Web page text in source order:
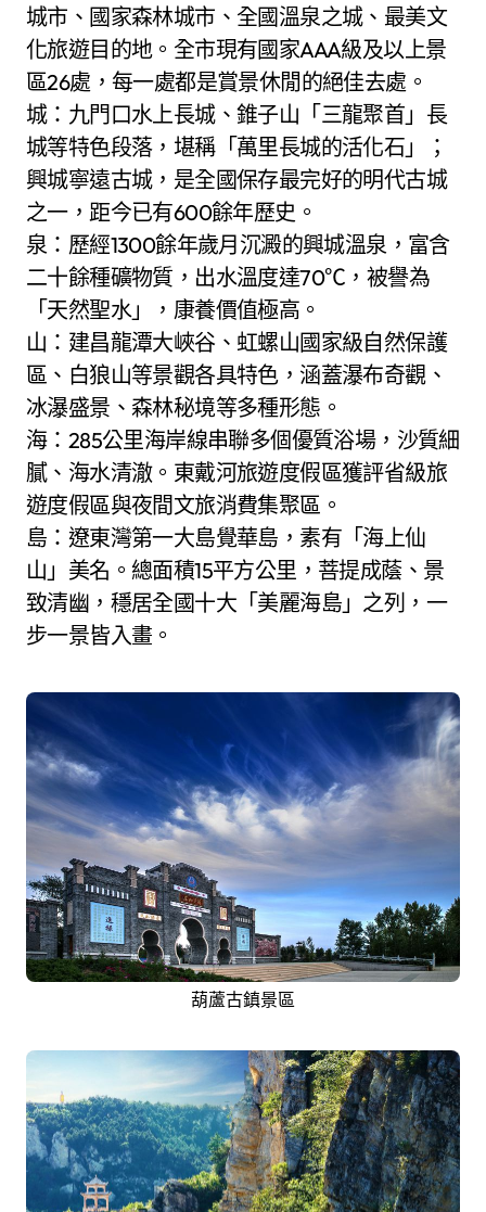
城市、國家森林城市、全國溫泉之城、最美文
化旅遊目的地。全市現有國家AAA級及以上景
區26處，每一處都是賞景休閒的絕佳去處。
城：九門口水上長城、錐子山「三龍聚首」長
城等特色段落，堪稱「萬里長城的活化石」；
興城寧遠古城，是全國保存最完好的明代古城
之一，距今已有600餘年歷史。
泉：歷經1300餘年歲月沉澱的興城溫泉，富含
二十餘種礦物質，出水溫度達70℃，被譽為
「天然聖水」，康養價值極高。
山：建昌龍潭大峽谷、虹螺山國家級自然保護
區、白狼山等景觀各具特色，涵蓋瀑布奇觀、
冰瀑盛景、森林秘境等多種形態。
海：285公里海岸線串聯多個優質浴場，沙質細
膩、海水清澈。東戴河旅遊度假區獲評省級旅
遊度假區與夜間文旅消費集聚區。
島：遼東灣第一大島覺華島，素有「海上仙
山」美名。總面積15平方公里，菩提成蔭、景
致清幽，穩居全國十大「美麗海島」之列，一
步一景皆入畫。
葫蘆古鎮景區